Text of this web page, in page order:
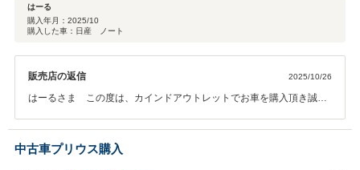
はーる
購入年月： 2025/10
購入した車：日産 ノート
販売店の返信 2025/10/26
はーるさま この度は、カインドアウトレットでお車を購入頂き誠に
嬉しく思います。オイル交換やメンテナンスなどのお車のことで何か
御座いましたらお気軽にご連絡下さい。今後とも末永いお付き合いの
程宜しくお願い致します。
中古車プリウス購入